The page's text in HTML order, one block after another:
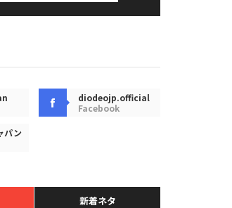
diodeojp.official
Facebook
パン
新着ネタ